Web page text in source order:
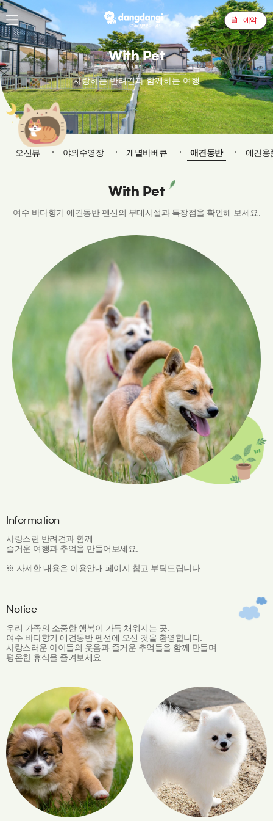
예약
With Pet
사랑하는 반려견과 함께하는 여행
오션뷰 야외수영장 개별바베큐 애견동반 애견용
With Pet
여수 바다향기 애견동반 펜션의 부대시설과 특장점을 확인해 보세요.
Information
사랑스런 반려견과 함께
즐거운 여행과 추억을 만들어보세요.
※ 자세한 내용은 이용안내 페이지 참고 부탁드립니다.
Notice
우리 가족의 소중한 행복이 가득 채워지는 곳.
여수 바다향기 애견동반 펜션에 오신 것을 환영합니다.
사랑스러운 아이들의 웃음과 즐거운 추억들을 함께 만들며
평온한 휴식을 즐겨보세요.